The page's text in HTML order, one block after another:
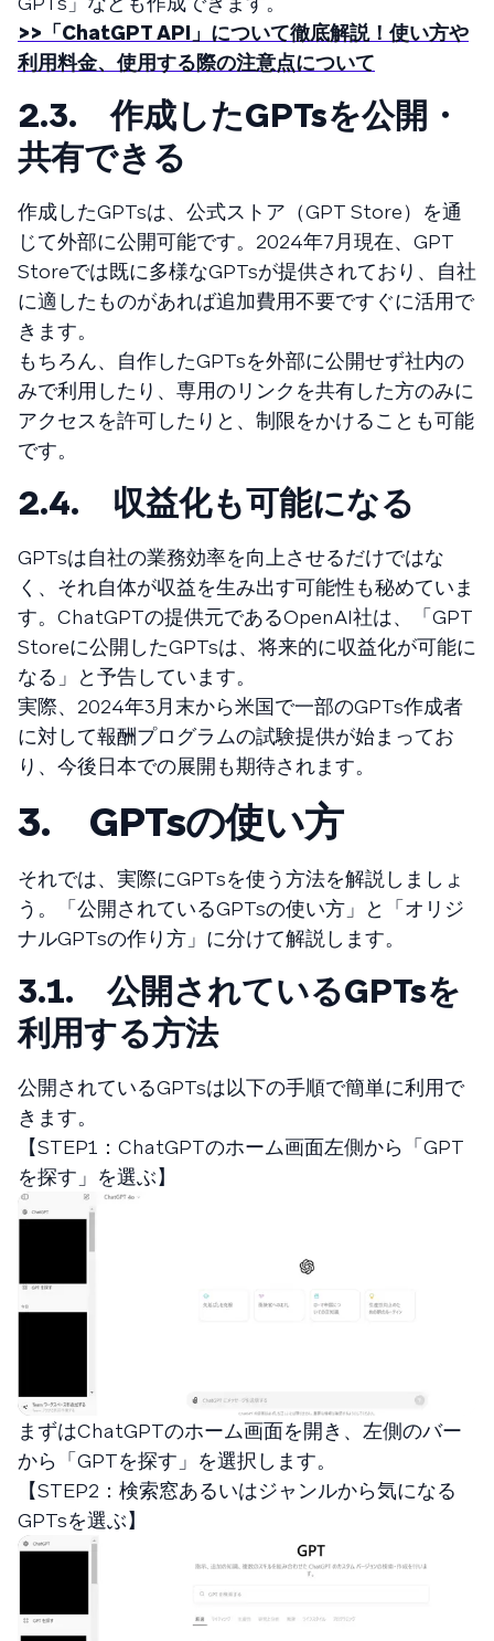
>>「ChatGPT API」について徹底解説！使い方や
利用料金、使用する際の注意点について
2.3. 作成したGPTsを公開・
共有できる
作成したGPTsは、公式ストア（GPT Store）を通
じて外部に公開可能です。2024年7月現在、GPT
Storeでは既に多様なGPTsが提供されており、自社
に適したものがあれば追加費用不要ですぐに活用で
きます。
もちろん、自作したGPTsを外部に公開せず社内の
みで利用したり、専用のリンクを共有した方のみに
アクセスを許可したりと、制限をかけることも可能
です。
2.4. 収益化も可能になる
GPTsは自社の業務効率を向上させるだけではな
く、それ自体が収益を生み出す可能性も秘めていま
す。ChatGPTの提供元であるOpenAI社は、「GPT
Storeに公開したGPTsは、将来的に収益化が可能に
なる」と予告しています。
実際、2024年3月末から米国で一部のGPTs作成者
に対して報酬プログラムの試験提供が始まってお
り、今後日本での展開も期待されます。
3. GPTsの使い方
それでは、実際にGPTsを使う方法を解説しましょ
う。「公開されているGPTsの使い方」と「オリジ
ナルGPTsの作り方」に分けて解説します。
3.1. 公開されているGPTsを
利用する方法
公開されているGPTsは以下の手順で簡単に利用で
きます。
【STEP1：ChatGPTのホーム画面左側から「GPT
を探す」を選ぶ】
まずはChatGPTのホーム画面を開き、左側のバー
から「GPTを探す」を選択します。
【STEP2：検索窓あるいはジャンルから気になる
GPTsを選ぶ】